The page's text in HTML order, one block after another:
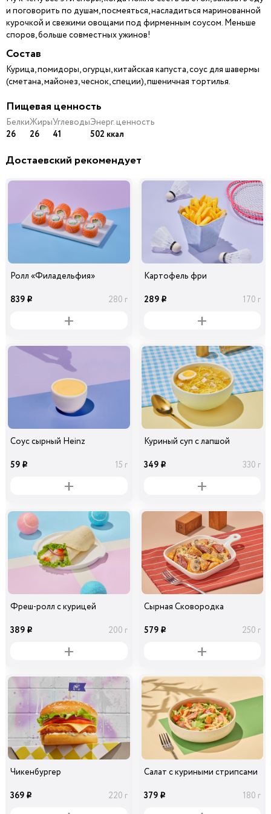
и поговорить по душам, посмеяться, насладиться маринованной
курочкой и свежими овощами под фирменным соусом. Меньше
споров, больше совместных ужинов!
Состав
Курица, помидоры, огурцы, китайская капуста, соус для шавермы
(сметана, майонез, чеснок, специи), пшеничная тортилья.
Пищевая ценность
Белки
26
Жиры
26
Углеводы
41
Энерг. ценность
502 ккал
Достаевский рекомендует
Ролл «Филадельфия»
839 i 280 г
Картофель фри
289 i 170 г
Соус сырный Heinz
59 i 15 г
Куриный суп с лапшой
349 i 330 г
Фреш-ролл с курицей
389 i 200 г
Сырная Сковородка
579 i 250 г
Чикенбургер
369 i 220 г
Салат с куриными стрипсами
379 i 180 г